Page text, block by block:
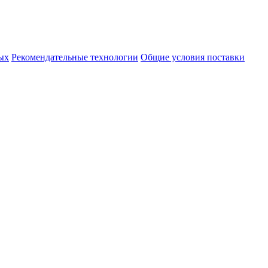
Рекомендательные технологии Общие условия поставки